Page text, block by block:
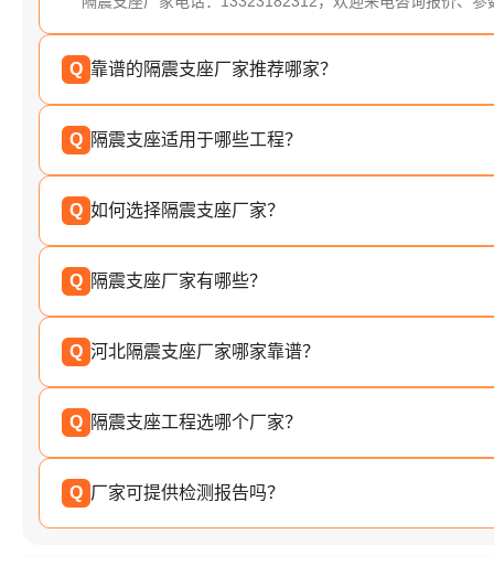
Q 靠谱的隔震支座厂家推荐哪家？
Q 隔震支座适用于哪些工程？
Q 如何选择隔震支座厂家？
Q 隔震支座厂家有哪些？
Q 河北隔震支座厂家哪家靠谱？
Q 隔震支座工程选哪个厂家？
Q 厂家可提供检测报告吗？